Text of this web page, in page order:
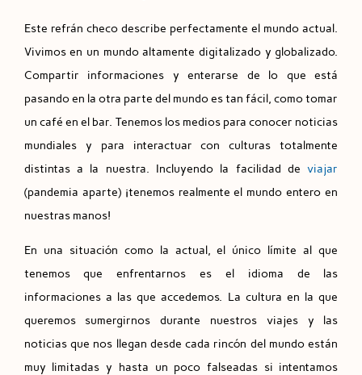
Este refrán checo describe perfectamente el mundo actual.
Vivimos en un mundo altamente digitalizado y globalizado.
Compartir informaciones y enterarse de lo que está
pasando en la otra parte del mundo es tan fácil, como tomar
un café en el bar. Tenemos los medios para conocer noticias
mundiales y para interactuar con culturas totalmente
distintas a la nuestra. Incluyendo la facilidad deviajar
(pandemia aparte) ¡tenemos realmente el mundo entero en
nuestras manos!
En una situación como la actual, el único límite al que
tenemos que enfrentarnos es el idioma de las
informaciones a las que accedemos. La cultura en la que
queremos sumergirnos durante nuestros viajes y las
noticias que nos llegan desde cada rincón del mundo están
muy limitadas y hasta un poco falseadas si intentamos